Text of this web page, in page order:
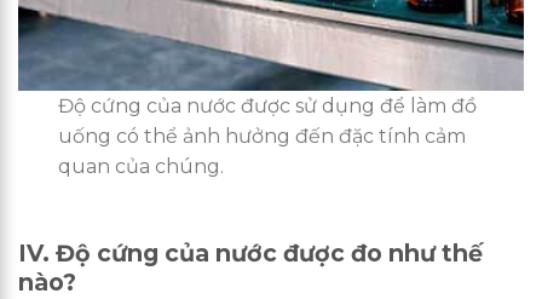
Độ cứng của nước được sử dụng để làm đồ
uống có thể ảnh hưởng đến đặc tính cảm
quan của chúng.
IV. Độ cứng của nước được đo như thế
nào?